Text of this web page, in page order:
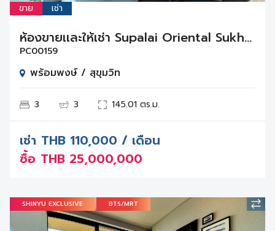
ขาย เช่า
ห้องขายเเละให้เช่า Supalai Oriental Sukhumvit 39
PC00159
พร้อมพงษ์ / สุขุมวิท
3 3 145.01 ตร.ม.
เช่า THB 110,000 / เดือน
ซื้อ THB 25,000,000
SHINYU EXCLUSIVE BTS/MRT